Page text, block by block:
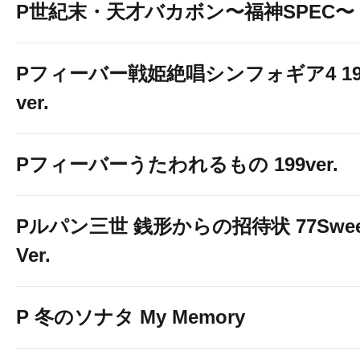
P世紀末・天才バカボン〜福神SPEC〜
Pフィーバー戦姫絶唱シンフォギア4
ver.
Pフィーバーうたわれるもの 199ver.
Pルパン三世 銭形からの招待状
Ver.
P 冬のソナタ My Memory